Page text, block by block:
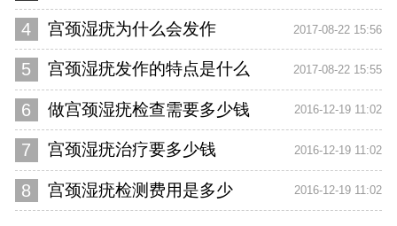
4 宫颈湿疣为什么会发作 2017-08-22 15:56
5 宫颈湿疣发作的特点是什么 2017-08-22 15:55
6 做宫颈湿疣检查需要多少钱 2016-12-19 11:02
7 宫颈湿疣治疗要多少钱 2016-12-19 11:02
8 宫颈湿疣检测费用是多少 2016-12-19 11:02